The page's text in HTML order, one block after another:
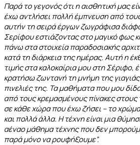
Παρά το γεγονός ότι η αισθητική μας
έχω αντλήσει πολλή έμπνευση από
αυτήν τη σειρά έργων ζωγράφισα
Σερίφου εστιάζοντας στο μαγικό φως
πάνω στα στοιχεία παραδοσιακής
κατά τη διάρκεια της ημέρας. Αυτή η
τιμής στα καλοκαίρια μου στη Σέριφο,
κρατήσω ζωντανή τη μνήμη της
πινελιές της. Τα μαθήματα που μου
από τους κρεμασμένους πίνακες στους
σε κάθε χώρα που έχω ζήσει – το
και πολλά άλλα. Η τέχνη είναι μια
αέναο μάθημα τέχνης που δεν
παρά μόνο να ρουφήξουμε”.